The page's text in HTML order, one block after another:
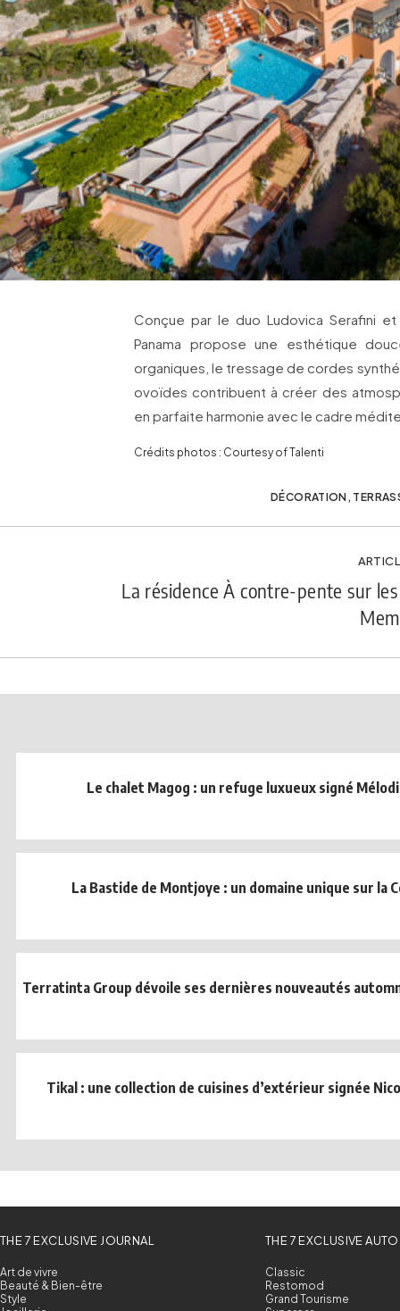
Conçue par le duo Ludovica Serafini
Panama propose une esthétique
organiques, le tressage de cordes
ovoïdes contribuent à créer des
en parfaite harmonie avec le cadre
Crédits photos : Courtesy of Talenti
DÉCORATION ,
La résidence À contre-pente sur
Le chalet Magog : un refuge luxueux signé
La Bastide de Montjoye : un domaine unique sur la
Terratinta Group dévoile ses dernières nouveautés
Tikal : une collection de cuisines d’extérieur signée
THE 7 EXCLUSIVE JOURNAL
Art de vivre
Beauté & Bien-être
Style
THE 7 EXCLUSIVE AUTO
Classic
Restomod
Grand Tourisme